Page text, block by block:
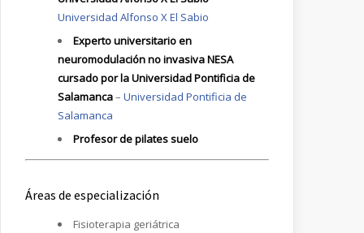
Universidad Alfonso X El Sabio
Experto universitario en
neuromodulación no invasiva NESA
cursado por la Universidad Pontificia de
Salamanca– Universidad Pontificia de
Salamanca
Profesor de pilates suelo
Áreas de especialización
Fisioterapia geriátrica